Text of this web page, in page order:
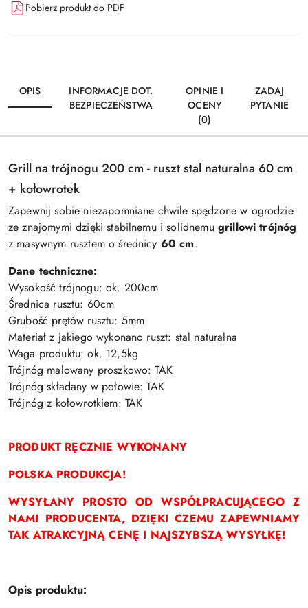
Pobierz produkt do PDF
OPIS
INFORMACJE DOT.
BEZPIECZEŃSTWA
OPINIE I
OCENY
(0)
ZADAJ
PYTANIE
Grill na trójnogu 200 cm - ruszt stal naturalna 60 cm
+ kołowrotek
Zapewnij sobie niezapomniane chwile spędzone w ogrodzie
ze znajomymi dzięki stabilnemu i solidnemu grillowi trójnóg
z masywnym rusztem o średnicy 60 cm.
Dane techniczne:
Wysokość trójnogu: ok. 200cm
Średnica rusztu: 60cm
Grubość prętów rusztu: 5mm
Materiał z jakiego wykonano ruszt: stal naturalna
Waga produktu: ok. 12,5kg
Trójnóg malowany proszkowo: TAK
Trójnóg składany w połowie: TAK
Trójnóg z kołowrotkiem: TAK
PRODUKT RĘCZNIE WYKONANY
POLSKA PRODUKCJA!
WYSYŁANY PROSTO OD WSPÓŁPRACUJĄCEGO Z
NAMI PRODUCENTA, DZIĘKI CZEMU ZAPEWNIAMY
TAK ATRAKCYJNĄ CENĘ I NAJSZYBSZĄ WYSYŁKĘ!
Opis produktu: